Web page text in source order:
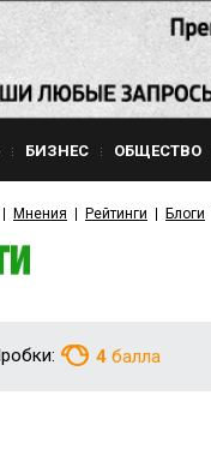
БИЗНЕС ОБЩЕСТВО
Мнения Рейтинги Блоги
4 балла